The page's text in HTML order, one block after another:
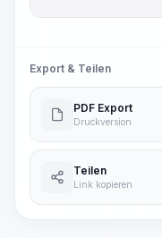
Export & Teilen
PDF Export
Druckversion
Teilen
Link kopieren